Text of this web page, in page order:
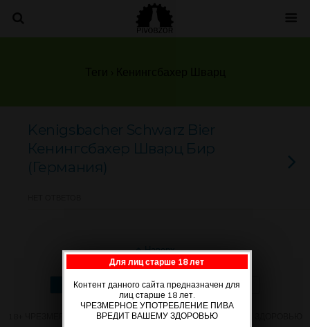
Kenigsbacher Schwarz Bier
Кенингсбахер Шварц Бир
(Германия)
Наверх
Мобильн. Компьютерная
18+ ЧРЕЗМЕРНОЕ УПОТРЕБЛЕНИЕ ПИВА ВРЕДИТ ВАШЕМУ ЗДОРОВЬЮ
Для лиц старше 18 лет
Контент данного сайта предназначен для
лиц старше 18 лет.
ЧРЕЗМЕРНОЕ УПОТРЕБЛЕНИЕ ПИВА
ВРЕДИТ ВАШЕМУ ЗДОРОВЬЮ